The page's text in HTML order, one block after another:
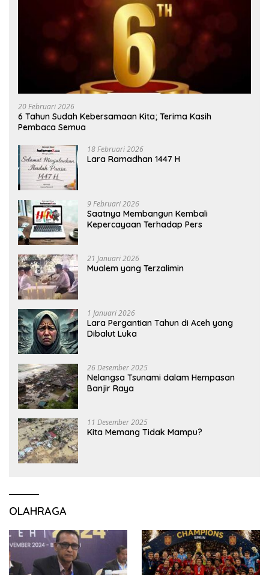
20 Februari 2026
6 Tahun Sudah Kebersamaan Kita; Terima Kasih
Pembaca Semua
18 Februari 2026
Lara Ramadhan 1447 H
9 Februari 2026
Saatnya Membangun Kembali
Kepercayaan Terhadap Pers
21 Januari 2026
Mualem yang Terzalimin
1 Januari 2026
Lara Pergantian Tahun di Aceh yang
Dibalut Luka
26 Desember 2025
Nelangsa Tsunami dalam Hempasan
Banjir Raya
11 Desember 2025
Kita Memang Tidak Mampu?
OLAHRAGA